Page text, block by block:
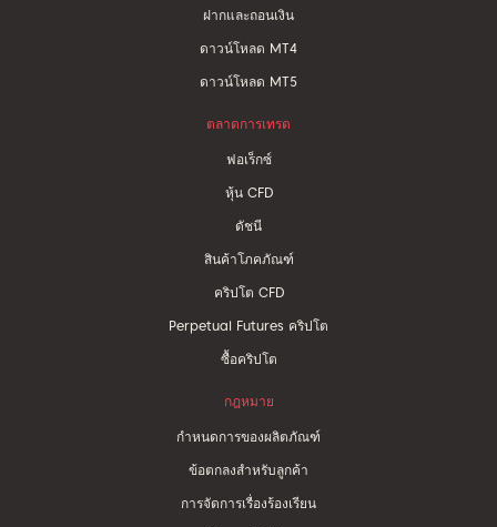
ฝากและถอนเงิน
ดาวน์โหลด MT4
ดาวน์โหลด MT5
ตลาดการเทรด
ฟอเร็กซ์
หุ้น CFD
ดัชนี
สินค้าโภคภัณฑ์
คริปโต CFD
Perpetual Futures คริปโต
ซื้อคริปโต
กฎหมาย
กำหนดการของผลิตภัณฑ์
ข้อตกลงสำหรับลูกค้า
การจัดการเรื่องร้องเรียน